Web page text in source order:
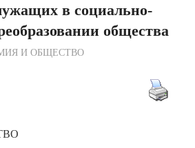
в социально-
общества
по Редакции
И ОБЩЕСТВО